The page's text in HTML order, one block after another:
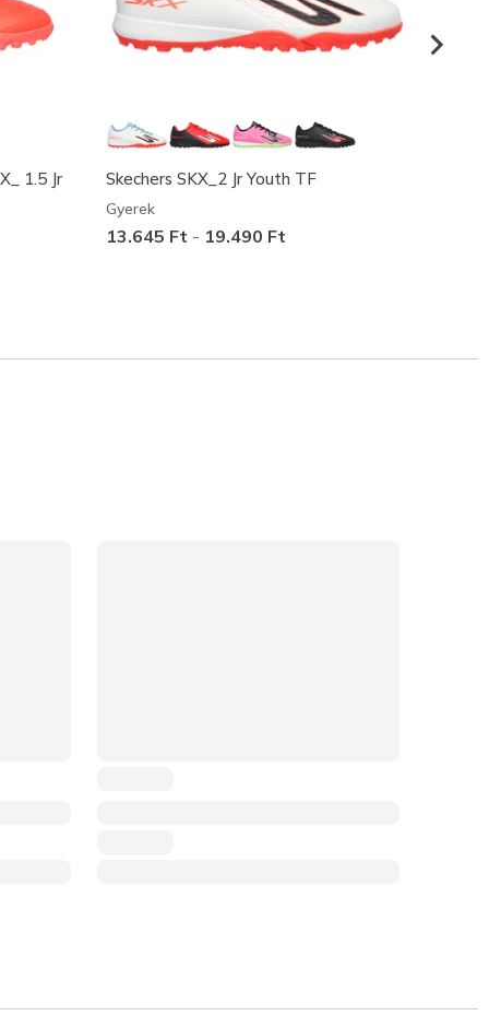
1.5 Jr
Skechers SKX_2 Jr Youth TF
Gyerek
13.645 Ft - 19.490 Ft